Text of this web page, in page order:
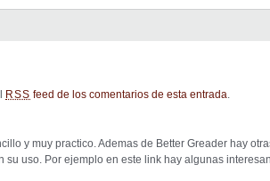
RSS feed de los comentarios de esta entrada.
y muy practico. Ademas de Better Greader hay
su uso. Por ejemplo en este link hay algunas